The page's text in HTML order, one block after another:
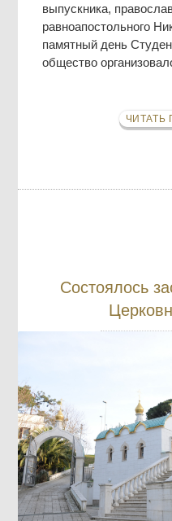
выпускника,
равноапостольного
памятный день
общество
Состоялось